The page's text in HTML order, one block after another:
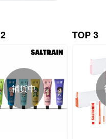
補貨中
TOP 3